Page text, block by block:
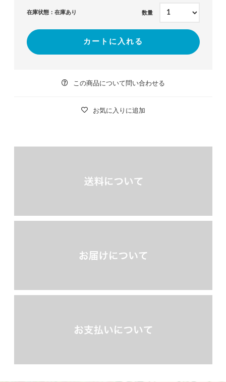
在庫状態：在庫あり 数量
カートに入れる
この商品について問い合わせる
お気に入りに追加